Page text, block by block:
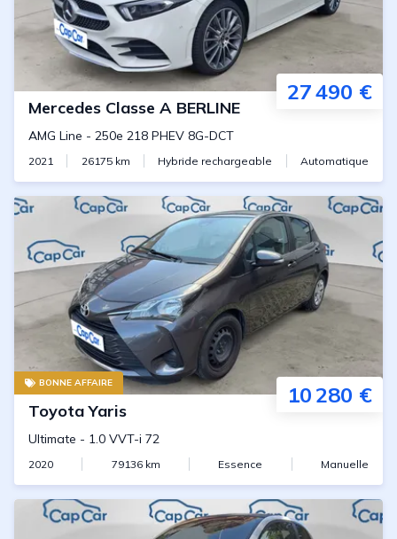
27 490 €
Mercedes Classe A BERLINE
AMG Line - 250e 218 PHEV 8G-DCT
2021 26175km Hybride rechargeable Automatique
BONNE AFFAIRE 10 280 €
Toyota Yaris
Ultimate - 1.0 VVT-i 72
2020 79136km Essence Manuelle